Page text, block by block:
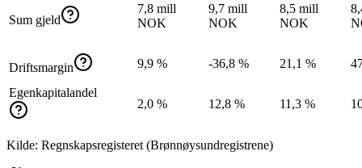
Sum gjeld
7,8 mill
NOK
9,7 mill
NOK
8,5 mill
NOK
Driftsmargin 9,9 % -36,8 % 21,1 %
Egenkapitalandel
2,0 %
12,8 % 11,3 %
Kilde: Regnskapsregisteret (Brønnøysundregistrene)